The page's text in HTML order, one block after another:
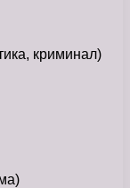
криминал)